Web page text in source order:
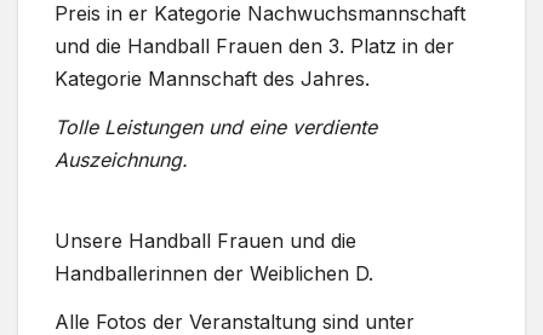
Preis in er Kategorie Nachwuchsmannschaft
und die Handball Frauen den 3. Platz in der
Kategorie Mannschaft des Jahres.
Tolle Leistungen und eine verdiente
Auszeichnung.
Unsere Handball Frauen und die
Handballerinnen der Weiblichen D.
Alle Fotos der Veranstaltung sind unter